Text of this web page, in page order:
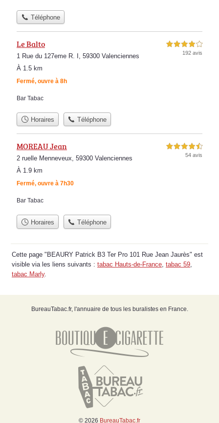
Téléphone
Le Balto
1 Rue du 127eme R. I, 59300 Valenciennes
À 1.5 km
Fermé, ouvre à 8h
4,0 étoiles sur 5
192 avis
Bar Tabac
Horaires Téléphone
MOREAU Jean
2 ruelle Menneveux, 59300 Valenciennes
À 1.9 km
Fermé, ouvre à 7h30
4,5 étoiles sur 5
54 avis
Bar Tabac
Horaires Téléphone
Cette page "BEAURY Patrick B3 Ter Pro 101 Rue Jean Jaurès" est
visible via les liens suivants : tabac Hauts-de-France tabac 59
tabac Marly.
BureauTabac.fr, l'annuaire de tous les buralistes en France.
© 2026 BureauTabac.fr